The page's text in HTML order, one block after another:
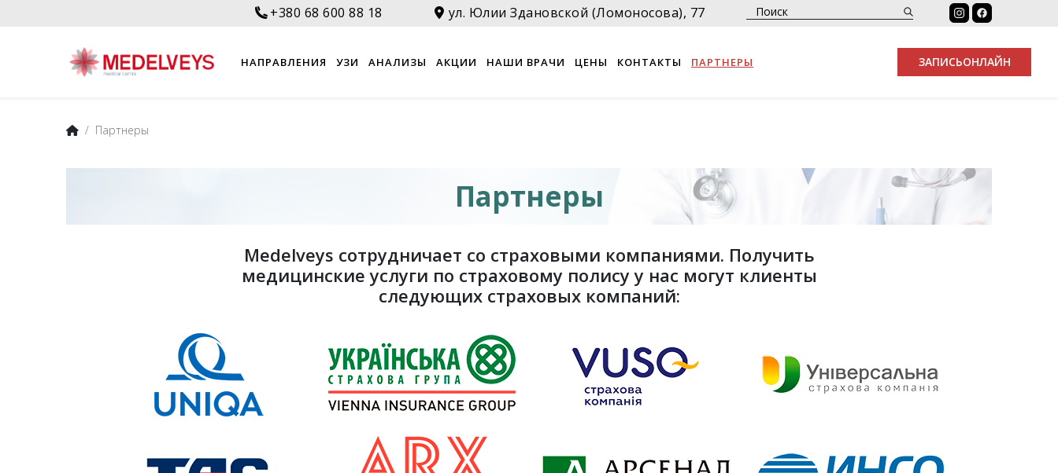
+380 68 600 88 18 ул. Юлии Здановской (Ломоносова), 77
НАПРАВЛЕНИЯ УЗИ АНАЛИЗЫ АКЦИИ НАШИ ВРАЧИ ЦЕНЫ КОНТАКТЫ ПАРТНЕРЫ ЗАПИСЬОНЛАЙН
Партнеры
Партнеры
Medelveys сотрудничает со страховыми компаниями. Получить
медицинские услуги по страховому полису у нас могут клиенты
следующих страховых компаний: